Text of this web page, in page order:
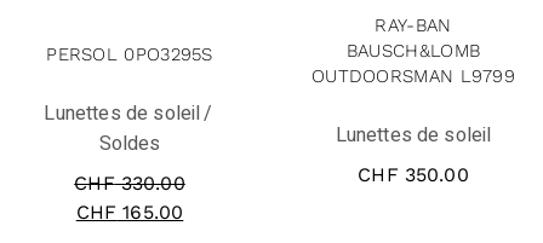
PERSOL 0PO3295S
Lunettes de soleil
Soldes
CHF330.00
CHF 165.00
RAY-BAN
BAUSCH&LOMB
OUTDOORSMAN L9799
Lunettes de soleil
CHF 350.00